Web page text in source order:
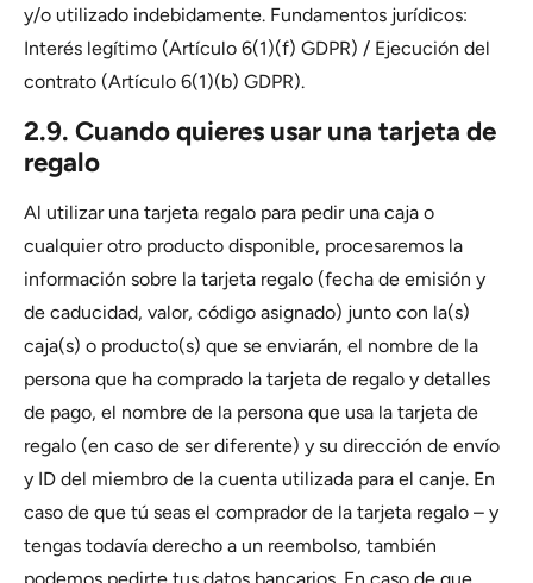
y/o utilizado indebidamente. Fundamentos jurídicos:
Interés legítimo (Artículo 6(1)(f) GDPR) / Ejecución del
contrato (Artículo 6(1)(b) GDPR).
2.9. Cuando quieres usar una tarjeta de
regalo
Al utilizar una tarjeta regalo para pedir una caja o
cualquier otro producto disponible, procesaremos la
información sobre la tarjeta regalo (fecha de emisión y
de caducidad, valor, código asignado) junto con la(s)
caja(s) o producto(s) que se enviarán, el nombre de la
persona que ha comprado la tarjeta de regalo y detalles
de pago, el nombre de la persona que usa la tarjeta de
regalo (en caso de ser diferente) y su dirección de envío
y ID del miembro de la cuenta utilizada para el canje. En
caso de que tú seas el comprador de la tarjeta regalo – y
tengas todavía derecho a un reembolso, también